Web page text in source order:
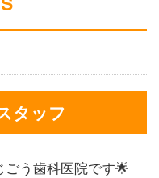
タッフ
う歯科医院です🌟